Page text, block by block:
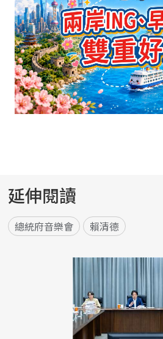
延伸閱讀
總統府音樂會 賴清德